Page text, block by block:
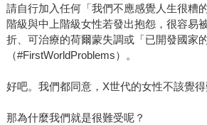
請自行加入任何「我們不應感覺人生很糟
階級與中上階級女性若發出抱怨，很容易
折、可治療的荷爾蒙失調或「已開發國家
（#FirstWorldProblems）。
好吧。我們都同意，X世代的女性不該覺得
那為什麼我們就是很難受呢？